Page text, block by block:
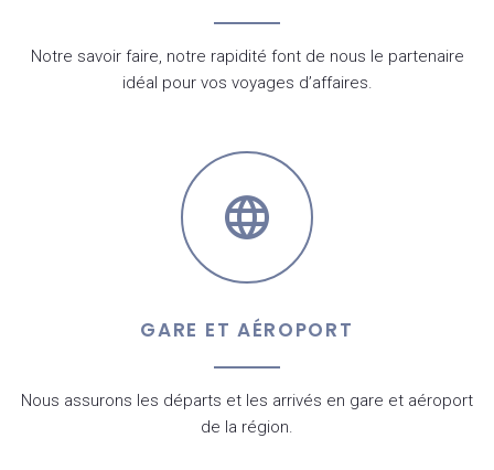
Notre savoir faire, notre rapidité font de nous le partenaire
idéal pour vos voyages d’affaires.
GARE ET AÉROPORT
Nous assurons les départs et les arrivés en gare et aéroport
de la région.